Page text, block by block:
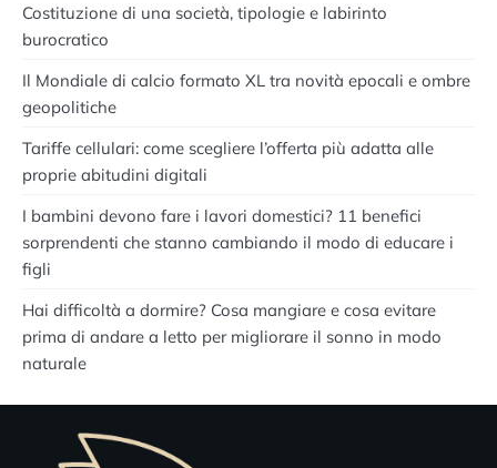
Costituzione di una società, tipologie e labirinto
burocratico
Il Mondiale di calcio formato XL tra novità epocali e ombre
geopolitiche
Tariffe cellulari: come scegliere l’offerta più adatta alle
proprie abitudini digitali
I bambini devono fare i lavori domestici? 11 benefici
sorprendenti che stanno cambiando il modo di educare i
figli
Hai difficoltà a dormire? Cosa mangiare e cosa evitare
prima di andare a letto per migliorare il sonno in modo
naturale